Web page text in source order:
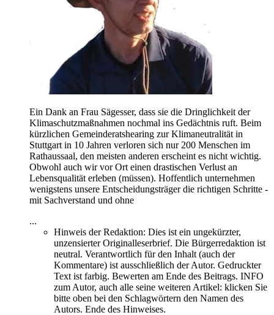
Ein Dank an Frau Sägesser, dass sie die Dringlichkeit der
Klimaschutzmaßnahmen nochmal ins Gedächtnis ruft. Beim
kürzlichen Gemeinderatshearing zur Klimaneutralität in
Stuttgart in 10 Jahren verloren sich nur 200 Menschen im
Rathaussaal, den meisten anderen erscheint es nicht wichtig.
Obwohl auch wir vor Ort einen drastischen Verlust an
Lebensqualität erleben (müssen). Hoffentlich unternehmen
wenigstens unsere Entscheidungsträger die richtigen Schritte -
mit Sachverstand und ohne
...
Hinweis der Redaktion: Dies ist ein ungekürzter,
unzensierter Originalleserbrief. Die Bürgerredaktion ist
neutral. Verantwortlich für den Inhalt (auch der
Kommentare) ist ausschließlich der Autor. Gedruckter
Text ist farbig. Bewerten am Ende des Beitrags. INFO
zum Autor, auch alle seine weiteren Artikel: klicken Sie
bitte oben bei den Schlagwörtern den Namen des
Autors. Ende des Hinweises.